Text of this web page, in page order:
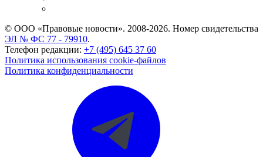
© ООО «Правовые новости». 2008-2026. Номер свидетельства
ЭЛ № ФС 77 - 79910.
Телефон редакции: +7 (495) 645 37 60
Политика использования cookie-файлов
Политика конфиденциальности